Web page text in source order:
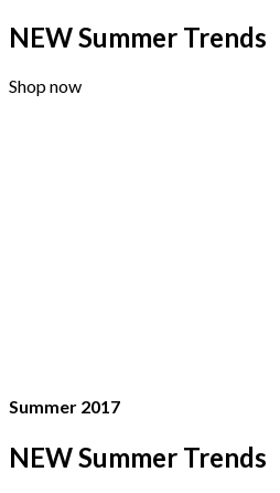
NEW Summer Trends
Shop now
Summer 2017
NEW Summer Trends